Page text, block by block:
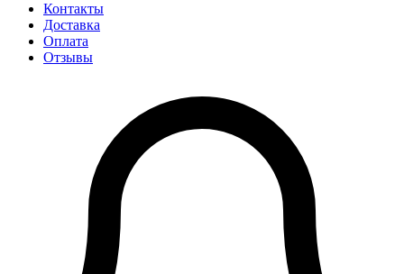
Контакты
Доставка
Оплата
Отзывы